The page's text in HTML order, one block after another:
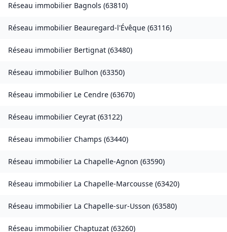
Réseau immobilier Bagnols (63810)
Réseau immobilier Beauregard-l'Évêque (63116)
Réseau immobilier Bertignat (63480)
Réseau immobilier Bulhon (63350)
Réseau immobilier Le Cendre (63670)
Réseau immobilier Ceyrat (63122)
Réseau immobilier Champs (63440)
Réseau immobilier La Chapelle-Agnon (63590)
Réseau immobilier La Chapelle-Marcousse (63420)
Réseau immobilier La Chapelle-sur-Usson (63580)
Réseau immobilier Chaptuzat (63260)